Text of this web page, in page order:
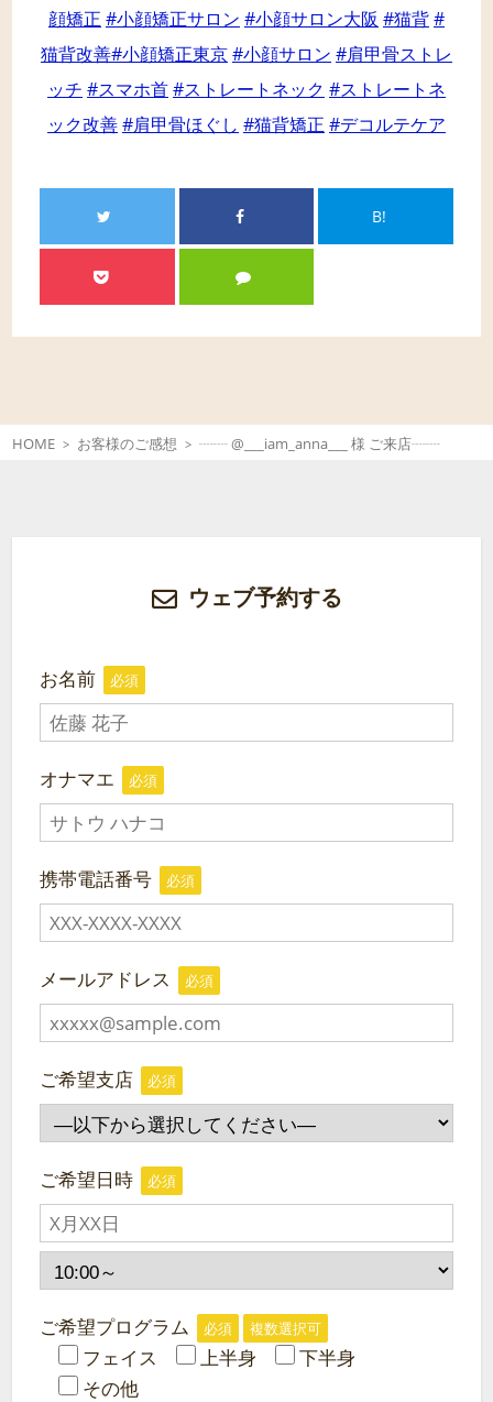
顔矯正 #小顔矯正サロン #小顔サロン大阪 #猫背#
猫背改善#小顔矯正東京#小顔サロン #肩甲骨ストレ
ッチ #スマホ首#ストレートネック #ストレートネ
ック改善#肩甲骨ほぐし #猫背矯正 #デコルテケア
B!
HOME お客様のご感想 ┈┈ @___iam_anna___ 様 ご来店┈┈
ウェブ予約する
お名前 必須
オナマエ 必須
携帯電話番号 必須
メールアドレス 必須
ご希望支店 必須
ご希望日時 必須
ご希望プログラム 必須 複数選択可
フェイス 上半身
下半身
その他